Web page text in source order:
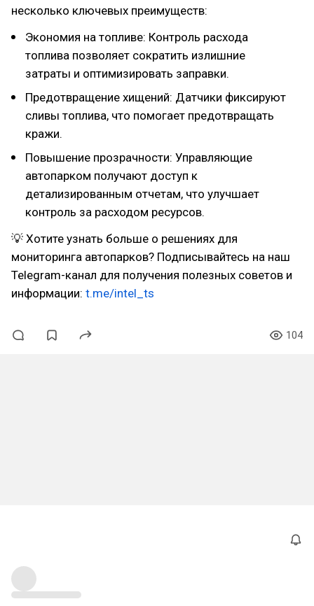
несколько ключевых преимуществ:
Экономия на топливе: Контроль расхода
топлива позволяет сократить излишние
затраты и оптимизировать заправки.
Предотвращение хищений: Датчики фиксируют
сливы топлива, что помогает предотвращать
кражи.
Повышение прозрачности: Управляющие
автопарком получают доступ к
детализированным отчетам, что улучшает
контроль за расходом ресурсов.
💡 Хотите узнать больше о решениях для
мониторинга автопарков? Подписывайтесь на наш
Telegram-канал для получения полезных советов и
информации: t.me/intel_ts
104